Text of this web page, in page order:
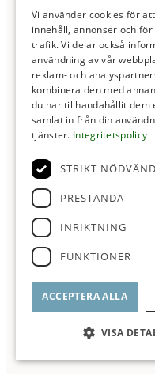
Jag samtycker till
Vi använder cookies för
innehåll, annonser och
trafik. Vi delar också
användning av vår
reklam- och
kombinera den med
du har tillhandahållit dem
samlat in från din
tjänster. Integritetspolicy
STRIKT
PRESTANDA
INRIKTNING
FUNKTIONER
ACCEPTERA ALLA
VISA